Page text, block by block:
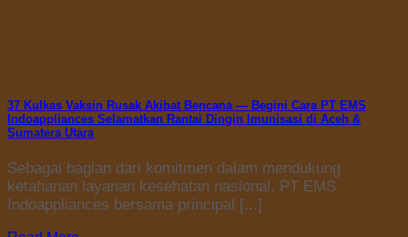
37 Kulkas Vaksin Rusak Akibat Bencana — Begini Cara PT EMS
Indoappliances Selamatkan Rantai Dingin Imunisasi di Aceh &
Sumatera Utara
Sebagai bagian dari komitmen dalam mendukung
ketahanan layanan kesehatan nasional, PT EMS
Indoappliances bersama principal [...]